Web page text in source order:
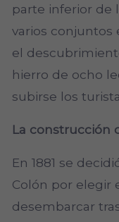
parte inferior de
varios conjuntos
el
hierro de ocho
subirse los
La construcción
En 1881 se
Colón por elegir
desembarcar